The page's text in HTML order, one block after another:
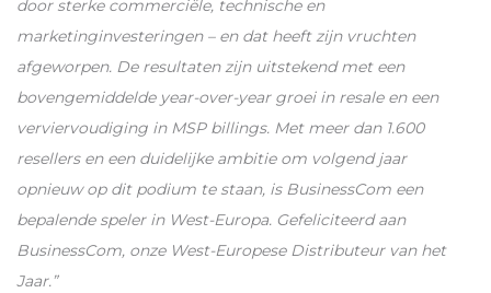
door sterke commerciële, technische en
marketinginvesteringen – en dat heeft zijn vruchten
afgeworpen. De resultaten zijn uitstekend met een
bovengemiddelde year-over-year groei in resale en een
verviervoudiging in MSPbillings. Met meer dan 1.600
resellers en een duidelijke ambitie om volgend jaar
opnieuw op dit podium te staan, is BusinessCom een
bepalende speler in West-Europa. Gefeliciteerd aan
BusinessCom, onze West-Europese Distributeur van het
Jaar.”